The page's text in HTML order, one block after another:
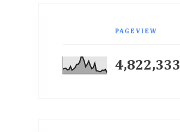
PAGEVIEW
4,822,333